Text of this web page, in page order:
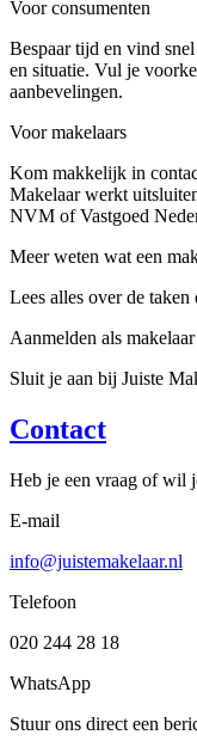
Voor consumenten
Bespaar tijd en vind
en situatie. Vul je
aanbevelingen.
Voor makelaars
Kom makkelijk in
Makelaar werkt
NVM of Vastgoed
Meer weten wat een
Lees alles over de
Aanmelden als makelaar
Sluit je aan bij Juiste
Contact
Heb je een vraag of wil
E-mail
info@juistemakelaar.nl
Telefoon
020 244 28 18
WhatsApp
Stuur ons direct een